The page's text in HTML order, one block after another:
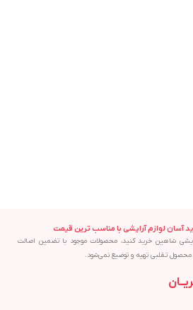
آسان لوازم آرایشی با مناسب ترین قیمت
شاهین خرید کنید، محصولات موجود با تضمین اصالت
تقلبی تهیه و توضیع نمی‌شود.